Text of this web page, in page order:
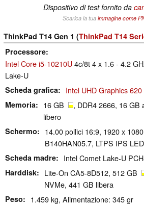
Dispositivo di test fornito da
Scarica la tuaimmagine come
ThinkPad T14 Gen 1 (ThinkPad T14
Processore
Intel Core i5-10210U4c/8t 4 x 1.6 - 4.2
Lake-U
Scheda grafica Intel UHD Graphics 620
Memoria 16 GB
, DDR4 2666, 16 GB
libero
Schermo
14.00 pollici 16:9, 1920 x
B140HAN05.7, LTPS IPS
Scheda madre Intel Comet Lake-U
Harddisk Lite-On CA5-8D512, 512 GB
NVMe, 441 GB libera
Peso 1.459 kg, Alimentazione: 345 gr